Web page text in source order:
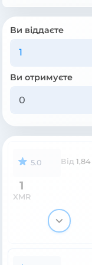
Ви віддаєте
Ви отримуєте
5.0 Від 1,84
1
XMR